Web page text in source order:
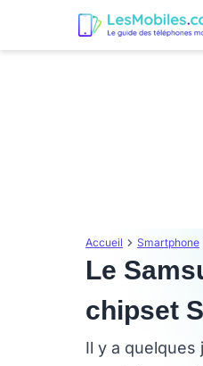
Accueil Smartphone
Le
chipset
Il y a